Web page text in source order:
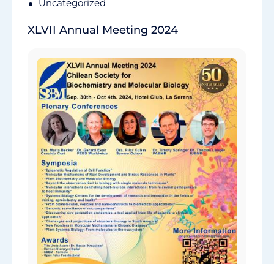
Uncategorized
XLVII Annual Meeting 2024